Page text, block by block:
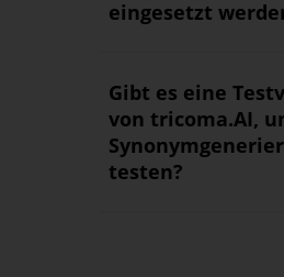
eingesetzt
Gibt es eine
von tricoma.AI,
testen?